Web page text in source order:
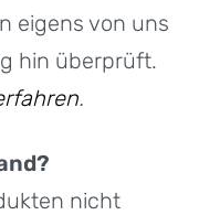
eigens von uns
hin überprüft.
.
nicht